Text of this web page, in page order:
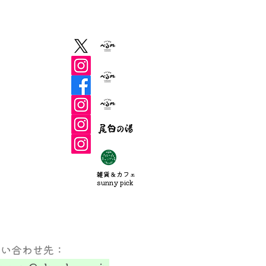
​雑貨＆カフェ
sunny pick
合わせ先：